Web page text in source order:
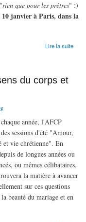
rien que pour les prêtres" :)
janvier à Paris, dans la
Lire la suite
du corps et
année, l'AFCP
sessions d'été "Amour,
et vie chrétienne". En
de longues années ou
ou mêmes célibataires,
la matière à avancer
sur ces questions
beauté du mariage et en